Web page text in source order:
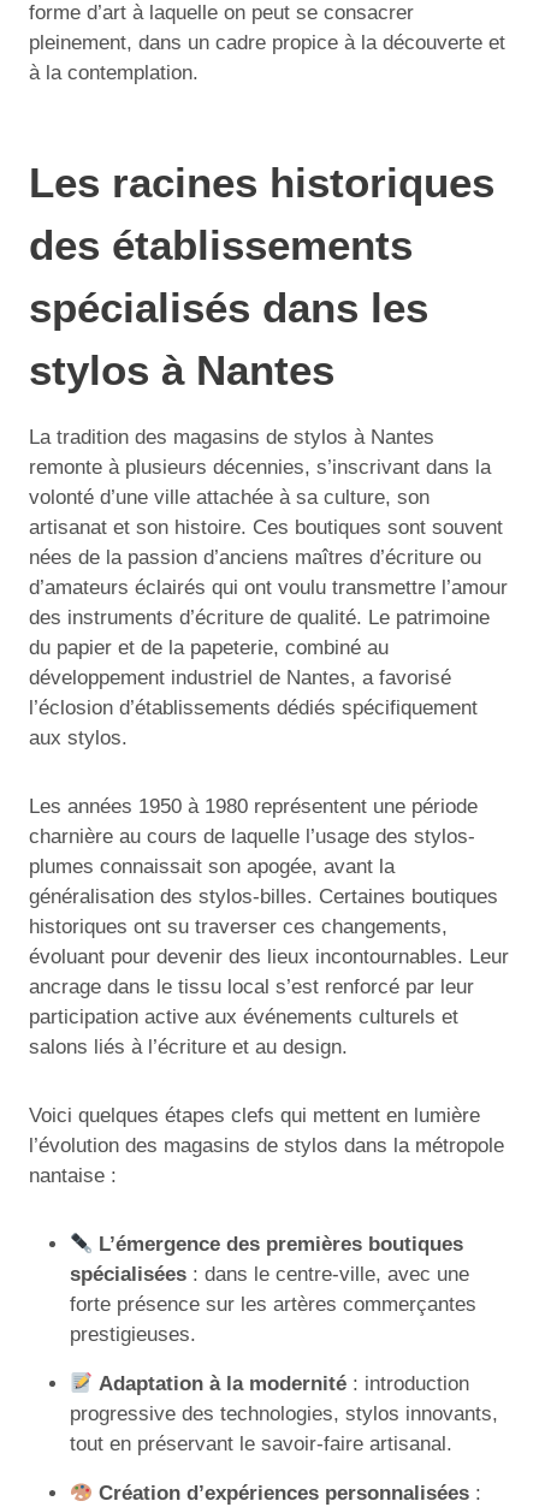
forme d’art à laquelle on peut se consacrer
pleinement, dans un cadre propice à la découverte et
à la contemplation.
Les racines historiques
des établissements
spécialisés dans les
stylos à Nantes
La tradition des magasins de stylos à Nantes
remonte à plusieurs décennies, s’inscrivant dans la
volonté d’une ville attachée à sa culture, son
artisanat et son histoire. Ces boutiques sont souvent
nées de la passion d’anciens maîtres d’écriture ou
d’amateurs éclairés qui ont voulu transmettre l’amour
des instruments d’écriture de qualité. Le patrimoine
du papier et de la papeterie, combiné au
développement industriel de Nantes, a favorisé
l’éclosion d’établissements dédiés spécifiquement
aux stylos.
Les années 1950 à 1980 représentent une période
charnière au cours de laquelle l’usage des stylos-
plumes connaissait son apogée, avant la
généralisation des stylos-billes. Certaines boutiques
historiques ont su traverser ces changements,
évoluant pour devenir des lieux incontournables. Leur
ancrage dans le tissu local s’est renforcé par leur
participation active aux événements culturels et
salons liés à l’écriture et au design.
Voici quelques étapes clefs qui mettent en lumière
l’évolution des magasins de stylos dans la métropole
nantaise :
L’émergence des premières boutiques
spécialisées : dans le centre-ville, avec une
forte présence sur les artères commerçantes
prestigieuses.
Adaptation à la modernité : introduction
progressive des technologies, stylos innovants,
tout en préservant le savoir-faire artisanal.
Création d’expériences personnalisées :